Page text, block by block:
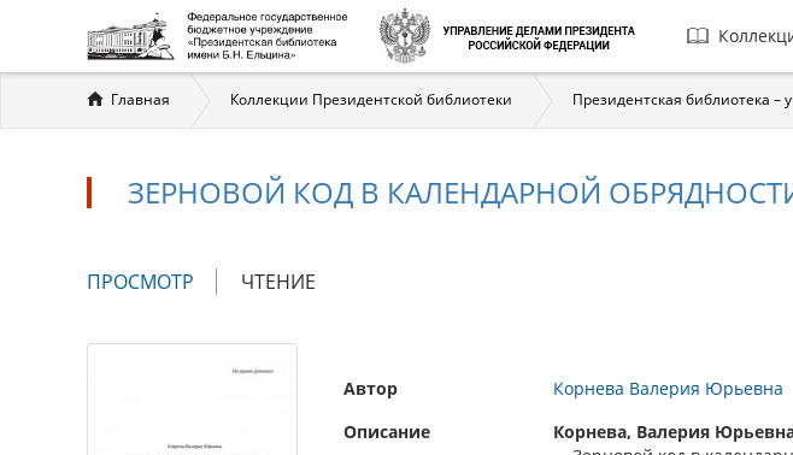
Главная
Вы
здесь
Главная Коллекции Президентской библиотеки Президентская библиотека –
ЗЕРНОВОЙ КОД В КАЛЕНДАРНОЙ
Главные
ПРОСМОТР (АКТИВНАЯ
ЧТЕНИЕ
Автор
Корнева Валерия Юрьевна
Описание
Корнева, Валерия